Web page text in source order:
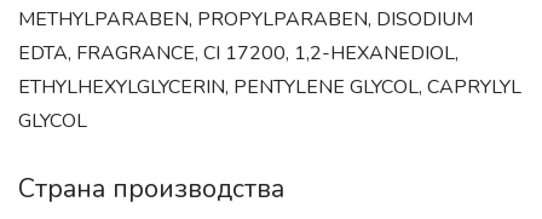
METHYLPARABEN, PROPYLPARABEN, DISODIUM
EDTA, FRAGRANCE, CI 17200, 1,2-HEXANEDIOL,
ETHYLHEXYLGLYCERIN, PENTYLENE GLYCOL, CAPRYLYL
GLYCOL
Страна производства